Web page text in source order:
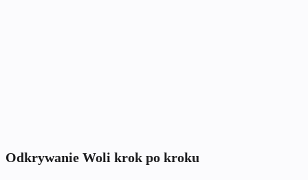
Odkrywanie Woli krok po kroku